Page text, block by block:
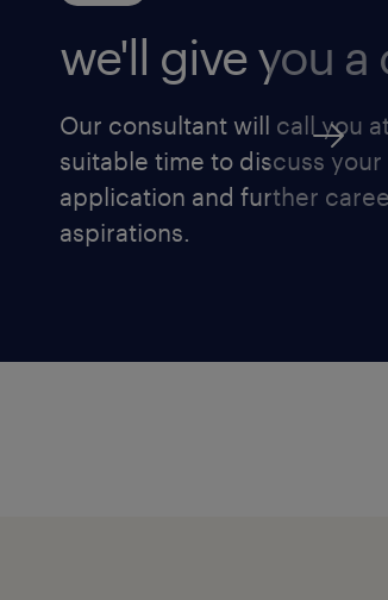
we'll give you a
Our consultant will call you
suitable time to discuss your
application and further
aspirations.